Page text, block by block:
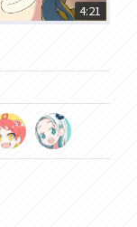
4:21